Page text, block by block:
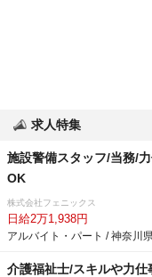
求人特集
施設警備スタッフ/当務/
OK
株式会社フェニックス
日給2万1,938円
アルバイト・パート / 神奈川県
介護福祉士/スキルや力